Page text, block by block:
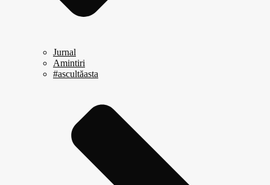
Jurnal
Amintiri
#ascultăasta